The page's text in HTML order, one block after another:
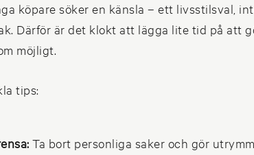
köpare söker en känsla – ett livsstilsval,
Därför är det klokt att lägga lite tid på att
möjligt.
tips:
Ta bort personliga saker och gör